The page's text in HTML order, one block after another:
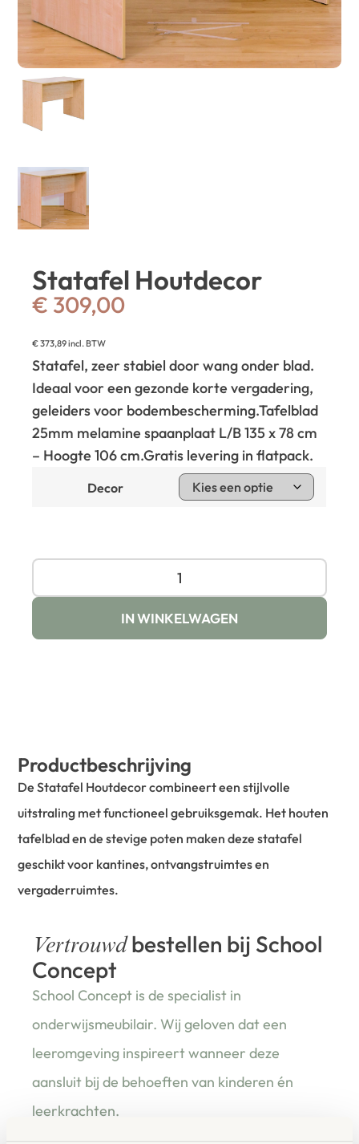
Statafel Houtdecor
€ 309,00
€373,89incl. BTW
Statafel, zeer stabiel door wang onder blad.
Ideaal voor een gezonde korte vergadering,
geleiders voor bodembescherming.Tafelblad
25mm melamine spaanplaat L/B 135 x 78 cm
– Hoogte 106 cm.Gratis levering in flatpack.
Decor
IN WINKELWAGEN
Productbeschrijving
De Statafel Houtdecor combineert een stijlvolle
uitstraling met functioneel gebruiksgemak. Het houten
tafelblad en de stevige poten maken deze statafel
geschikt voor kantines, ontvangstruimtes en
vergaderruimtes.
Vertrouwdbestellen bij School
Concept
School Concept is de specialist in
onderwijsmeubilair. Wij geloven dat een
leeromgeving inspireert wanneer deze
aansluit bij de behoeften van kinderen én
leerkrachten.